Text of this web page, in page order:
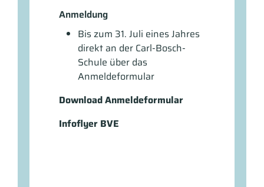
Anmeldung
Bis zum 31. Juli eines Jahres
direkt an der Carl-Bosch-
Schule über das
Anmeldeformular
Download Anmeldeformular
Infoflyer BVE